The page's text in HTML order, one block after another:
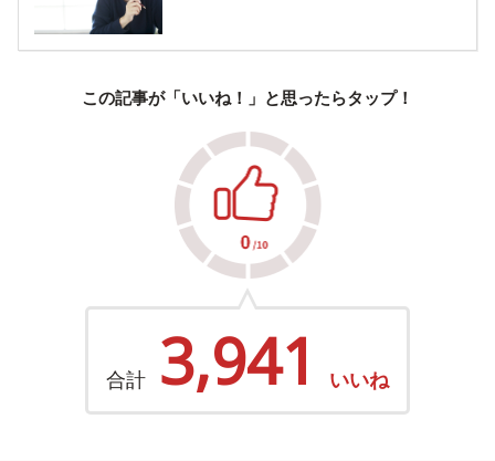
この記事が「いいね！」と思ったらタップ！
合計 3,941 いいね